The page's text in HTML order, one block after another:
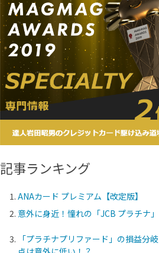
記事ランキング
ANAカード プレミアム【改定版】
意外に身近！憧れの「JCB プラチナ」
「プラチナプリファード」の損益分岐